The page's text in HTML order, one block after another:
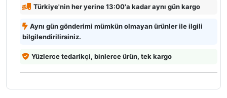
Türkiye'nin her yerine 13:00'a kadar aynı gün kargo
Aynı gün gönderimi mümkün olmayan ürünler ile ilgili
bilgilendirilirsiniz.
Yüzlerce tedarikçi, binlerce ürün, tek kargo